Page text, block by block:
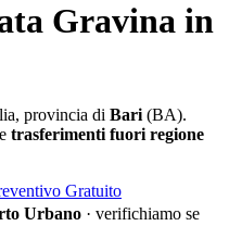
Gravina in
, provincia di Bari (BA).
e trasferimenti fuori regione
Gratuito
Urbano · verifichiamo se